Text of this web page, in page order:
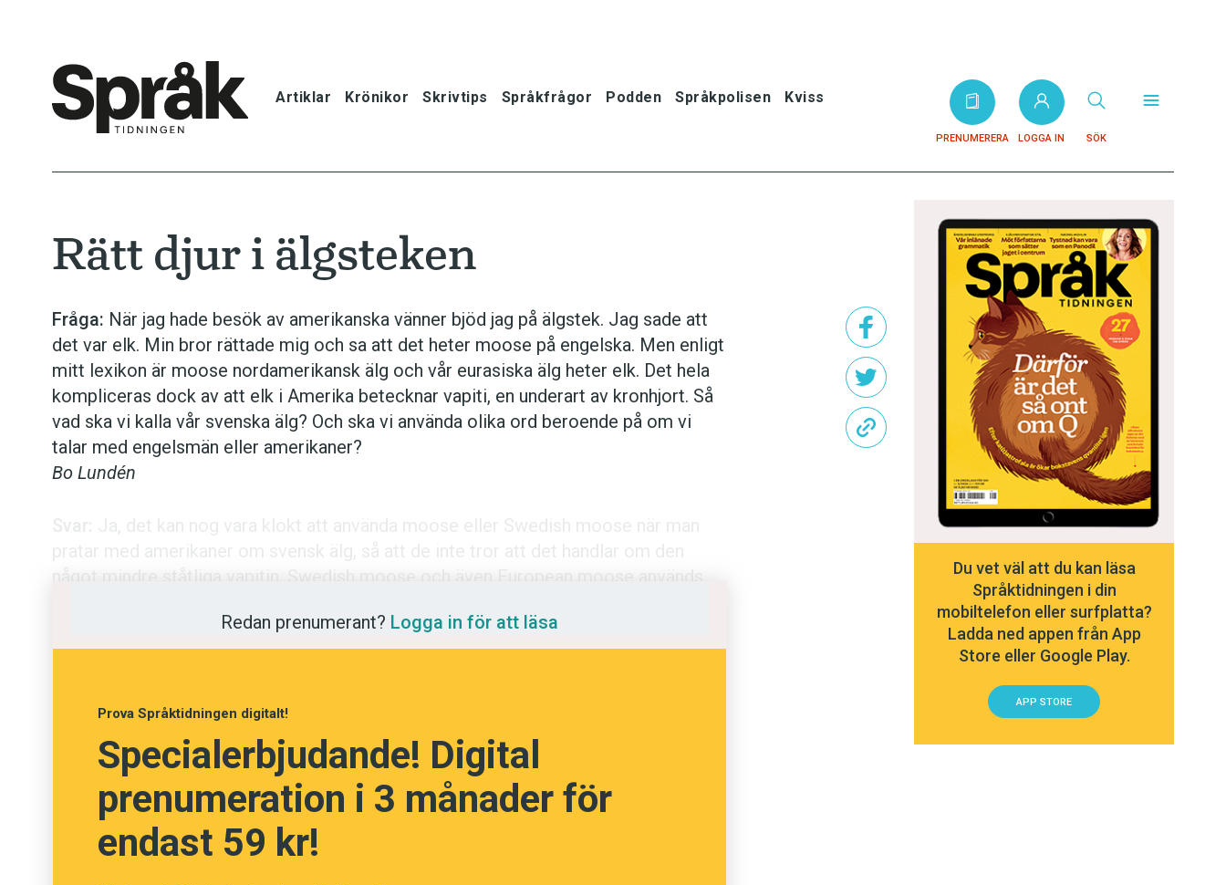
Artiklar Krönikor Skrivtips Språkfrågor Podden Språkpolisen Kviss
PRENUMERERA LOGGA IN SÖK
Krönikor
Skrivtips
Bokrecensioner
Kviss
Annonsera
Läs Språktidningen digitalt
Press
Rätt djur i älgsteken
Fråga: När jag hade besök av amerikanska vänner bjöd jag på älgstek. Jag sade att
det var elk. Min bror rättade mig och sa att det heter moose på engelska. Men enligt
mitt lexikon är moose nordamerikansk älg och vår eurasiska älg heter elk. Det hela
kompliceras dock av att elk i Amerika betecknar vapiti, en underart av kronhjort. Så
vad ska vi kalla vår svenska älg? Och ska vi använda olika ord beroende på om vi
talar med engelsmän eller amerikaner?
Bo Lundén
något mindre ståtliga vapitin. Swedish moose och även European moose används
Hans Lindquist, Malmö högskola
Redan prenumerant? Logga in för att läsa
Prova Språktidningen digitalt!
Specialerbjudande! Digital
prenumeration i 3 månader för
endast 59 kr!
Du vet väl att du kan läsa
Språktidningen i din
mobiltelefon eller surfplatta?
Ladda ned appen från App
Store eller Google Play.
APP STORE